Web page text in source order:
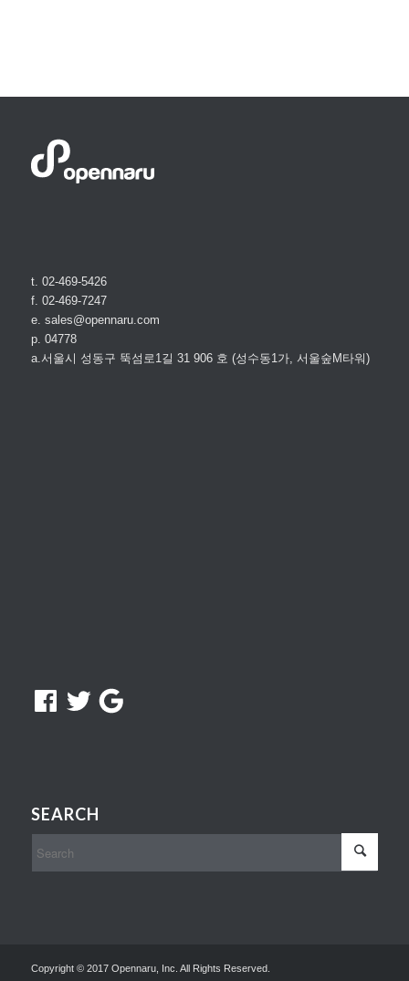
t. 02-469-5426
f. 02-469-7247
e. sales@opennaru.com
p. 04778
a.서울시 성동구 뚝섬로1길 31 906 호 (성수동1가, 서울숲M타워)
Facebook
TwitterGoogle
SEARCH
Copyright © 2017 Opennaru, Inc. All Rights Reserved.